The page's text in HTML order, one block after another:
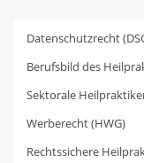
Datenschutzrecht
Berufsbild des
Sektorale
Werberecht (HWG)
Rechtssichere